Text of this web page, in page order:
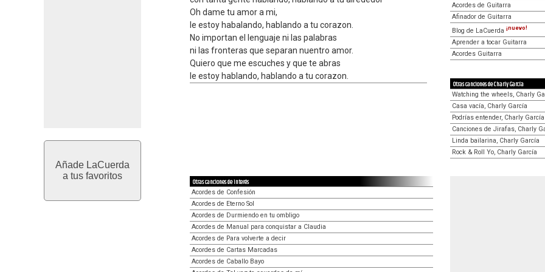
Añade LaCuerda
a tus favoritos
Oh dame tu amor a mi,
le estoy habalando, hablando a tu corazon.
No importan el lenguaje ni las palabras
ni las fronteras que separan nuentro amor.
Quiero que me escuches y que te abras
le estoy hablando, hablando a tu corazon.
Acordes de Guitarra
Afinador de Guitarra
Blog de LaCuerda ¡nuevo!
Aprender a tocar Guitarra
Acordes Guitarra
Otras canciones de Charly García
Watching the wheels, Charly
Casa vacía, Charly García
Podrías entender, Charly García
Canciones de Jirafas, Charly
Linda bailarina, Charly García
Rock & Roll Yo, Charly García
Otras canciones de interés
Acordes de Confesión
Acordes de Eterno Sol
Acordes de Durmiendo en tu ombligo
Acordes de Manual para conquistar a Claudia
Acordes de Para volverte a decir
Acordes de Cartas Marcadas
Acordes de Caballo Bayo